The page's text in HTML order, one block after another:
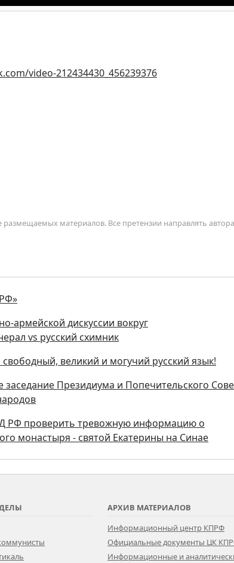
video-212434430_456239376
размещаемых материалов. Все претензии направлять
армейской дискуссии вокруг
vs русский схимник
великий и могучий русский язык!
Президиума и Попечительского
РФ проверить тревожную информацию о
монастыря - святой Екатерины на Синае
АРХИВ МАТЕРИАЛОВ
Информационный центр КПРФ
Официальные документы ЦК
Информационные и